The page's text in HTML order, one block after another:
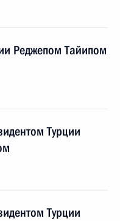
Реджепом Тайипом
Турции
Турции